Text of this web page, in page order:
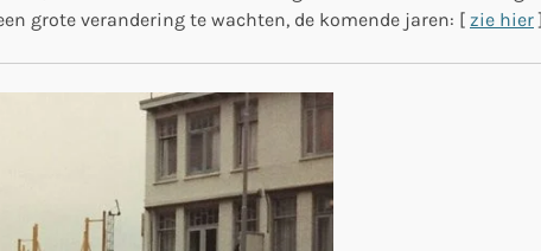
grote verandering te wachten, de komende jaren: [ zie hier